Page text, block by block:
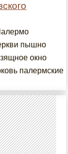
пышно
окно
палермские